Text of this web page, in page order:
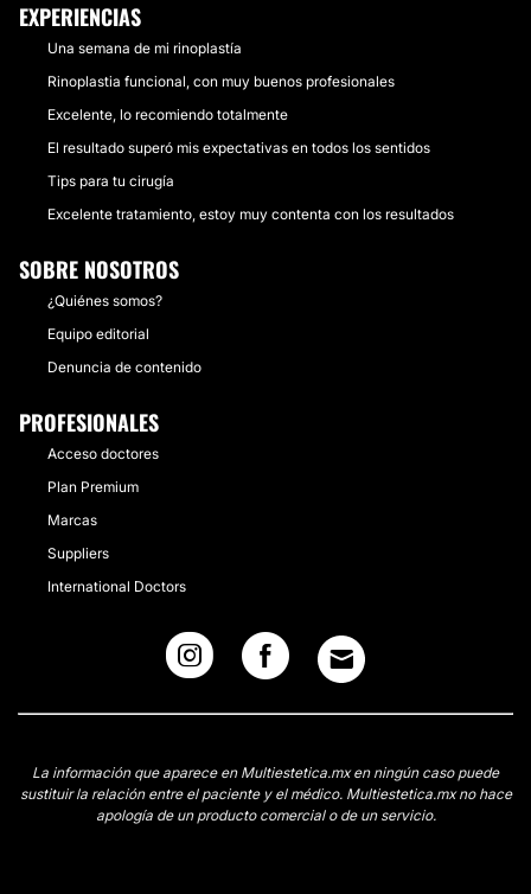
EXPERIENCIAS
Una semana de mi rinoplastía
Rinoplastia funcional, con muy buenos profesionales
Excelente, lo recomiendo totalmente
El resultado superó mis expectativas en todos los sentidos
Tips para tu cirugía
Excelente tratamiento, estoy muy contenta con los resultados
SOBRE NOSOTROS
¿Quiénes somos?
Equipo editorial
Denuncia de contenido
PROFESIONALES
Acceso doctores
Plan Premium
Marcas
Suppliers
International Doctors
La información que aparece en Multiestetica.mx en ningún caso puede
sustituir la relación entre el paciente y el médico. Multiestetica.mx no hace
apología de un producto comercial o de un servicio.